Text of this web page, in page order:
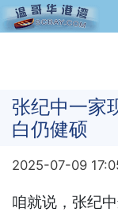
张纪中一家
白仍健硕
2025-07-09
咱就说，张纪